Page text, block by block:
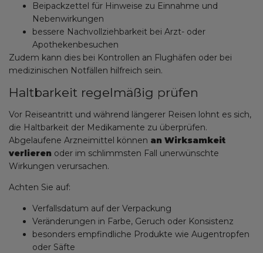
Beipackzettel für Hinweise zu Einnahme und
Nebenwirkungen
bessere Nachvollziehbarkeit bei Arzt- oder
Apothekenbesuchen
Zudem kann dies bei Kontrollen an Flughäfen oder bei
medizinischen Notfällen hilfreich sein.
Haltbarkeit regelmäßig prüfen
Vor Reiseantritt und während längerer Reisen lohnt es sich,
die Haltbarkeit der Medikamente zu überprüfen.
Abgelaufene Arzneimittel können an Wirksamkeit
verlieren oder im schlimmsten Fall unerwünschte
Wirkungen verursachen.
Achten Sie auf:
Verfallsdatum auf der Verpackung
Veränderungen in Farbe, Geruch oder Konsistenz
besonders empfindliche Produkte wie Augentropfen
oder Säfte